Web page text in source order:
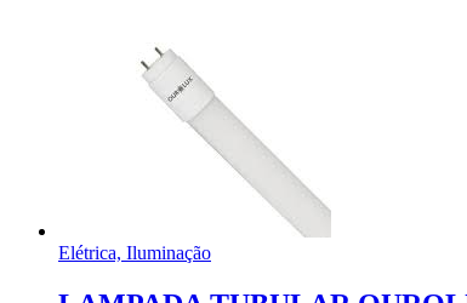
Elétrica, Iluminação